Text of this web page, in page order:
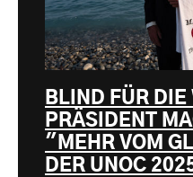
BLIND FÜR
PRÄSIDENT
"MEHR VOM
DER UNOC